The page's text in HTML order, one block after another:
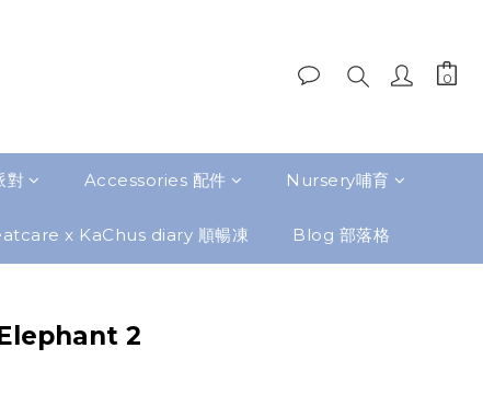
對 Accessories 配件 Nursery哺育
x KaChus diary 順暢凍 Blog 部落格
2